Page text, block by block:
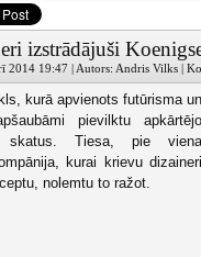
izstrādājuši
2014 19:47 | Autors: Andris Vilks |
kurā apvienots futūrisma un
pievilktu apkārtējo
skatus. Tiesa, pie viena
kurai krievu dizaineri
nolemtu to ražot.